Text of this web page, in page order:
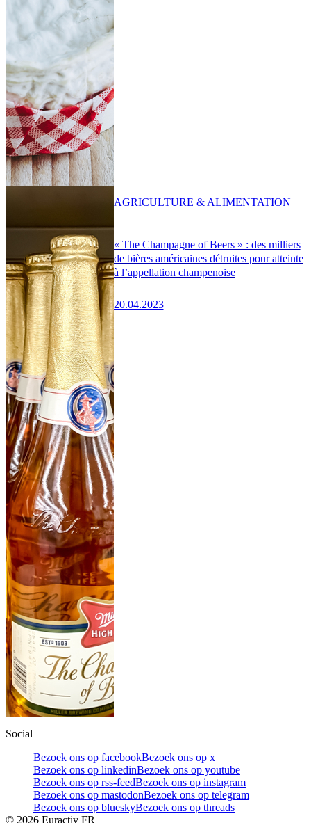
« The Champagne of Beers » : des milliers
de bières américaines détruites pour atteinte
à l’appellation champenoise
20.04.2023
AGRICULTURE & ALIMENTATION
Social
Bezoek ons op facebookBezoek ons op x
Bezoek ons op linkedinBezoek ons op youtube
Bezoek ons op rss-feedBezoek ons op instagram
Bezoek ons op mastodonBezoek ons op telegram
Bezoek ons op blueskyBezoek ons op threads
© 2026 Euractiv FR